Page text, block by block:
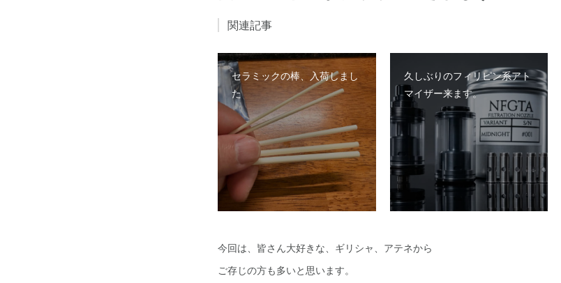
関連記事
セラミックの棒、入荷しまし
た
久しぶりのフィリピン系アト
マイザー来ます。
今回は、皆さん大好きな、ギリシャ、アテネから
ご存じの方も多いと思います。